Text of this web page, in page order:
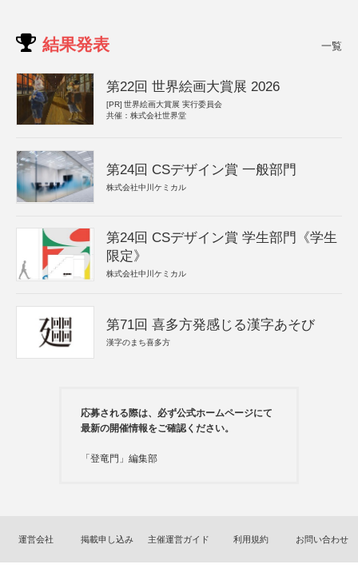
結果発表 一覧
第22回 世界絵画大賞展 2026
[PR] 世界絵画大賞展 実行委員会
共催：株式会社世界堂
第24回 CSデザイン賞 一般部門
株式会社中川ケミカル
第24回 CSデザイン賞 学生部門《学生
限定》
株式会社中川ケミカル
第71回 喜多方発感じる漢字あそび
漢字のまち喜多方
応募される際は、必ず公式ホームページにて
最新の開催情報をご確認ください。
「登竜門」編集部
運営会社 掲載申し込み 主催運営ガイド 利用規約 お問い合わせ